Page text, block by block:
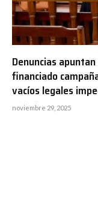
Denuncias
financiado
vacíos legales
noviembre 29, 2025